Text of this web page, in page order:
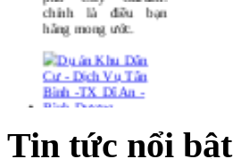
tuyệt vời. Sống trong
khu căn hộ xanh
vườn phố giữa thành
phốCity Garden
chính là điều bạn
hằng mong ước.
Tin tức nổi bật